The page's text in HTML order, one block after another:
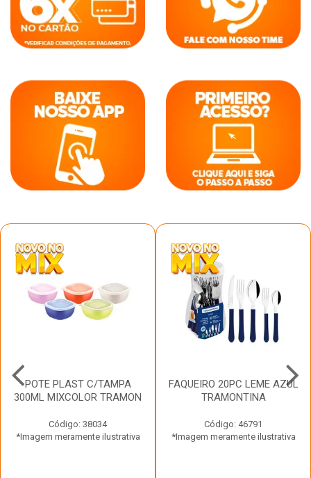
POTE PLAST C/TAMPA
300ML MIXCOLOR TRAMON
Código: 38034
*Imagem meramente ilustrativa
FAQUEIRO 20PC LEME AZUL
TRAMONTINA
Código: 46791
*Imagem meramente ilustrativa